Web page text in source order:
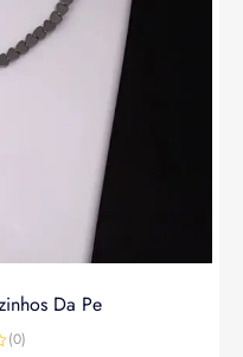
Da Pe
(0)